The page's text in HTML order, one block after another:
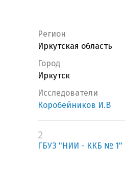
Регион
Иркутская область
Город
Иркутск
Исследователи
Коробейников И.В
2
ГБУЗ "НИИ - ККБ № 1"